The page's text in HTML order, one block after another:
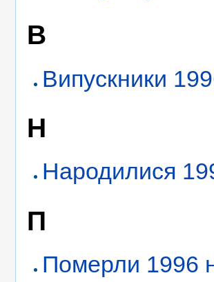
В
Випускники
Н
Народилися
П
Померли 1996